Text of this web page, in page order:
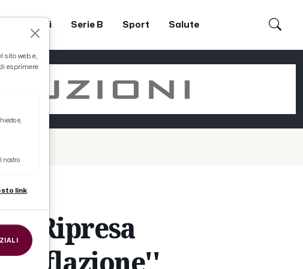
Teodori Serie B Sport Salute
''Ripresa
inflazione''
sito web e,
esprimere
e,
nostro
link.